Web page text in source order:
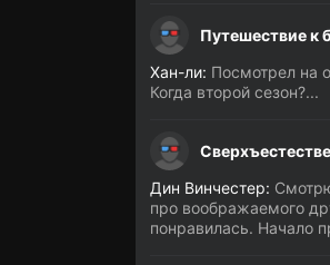
Путешествие к
Хан-ли: Посмотрел на
Когда второй сезон?...
Дин Винчестер:
про воображаемого
понравилась. Начало